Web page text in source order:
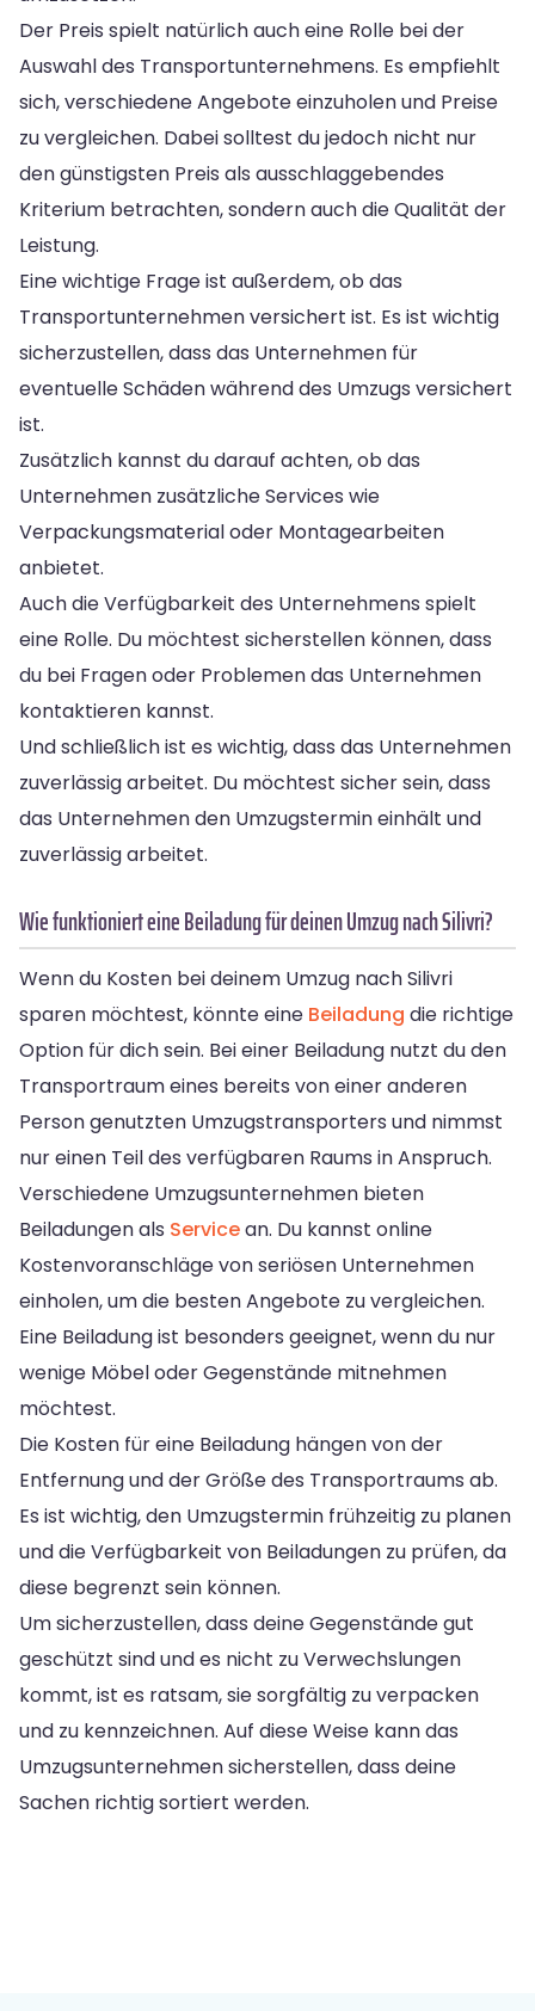
Der Preis spielt natürlich auch eine Rolle bei der
Auswahl des Transportunternehmens. Es empfiehlt
sich, verschiedene Angebote einzuholen und Preise
zu vergleichen. Dabei solltest du jedoch nicht nur
den günstigsten Preis als ausschlaggebendes
Kriterium betrachten, sondern auch die Qualität der
Leistung.
Eine wichtige Frage ist außerdem, ob das
Transportunternehmen versichert ist. Es ist wichtig
sicherzustellen, dass das Unternehmen für
eventuelle Schäden während des Umzugs versichert
ist.
Zusätzlich kannst du darauf achten, ob das
Unternehmen zusätzliche Services wie
Verpackungsmaterial oder Montagearbeiten
anbietet.
Auch die Verfügbarkeit des Unternehmens spielt
eine Rolle. Du möchtest sicherstellen können, dass
du bei Fragen oder Problemen das Unternehmen
kontaktieren kannst.
Und schließlich ist es wichtig, dass das Unternehmen
zuverlässig arbeitet. Du möchtest sicher sein, dass
das Unternehmen den Umzugstermin einhält und
zuverlässig arbeitet.
Wie funktioniert eine Beiladung für deinen Umzug nach Silivri?
Wenn du Kosten bei deinem Umzug nach Silivri
sparen möchtest, könnte eine Beiladung die richtige
Option für dich sein. Bei einer Beiladung nutzt du den
Transportraum eines bereits von einer anderen
Person genutzten Umzugstransporters und nimmst
nur einen Teil des verfügbaren Raums in Anspruch.
Verschiedene Umzugsunternehmen bieten
Beiladungen als Servicean. Du kannst online
Kostenvoranschläge von seriösen Unternehmen
einholen, um die besten Angebote zu vergleichen.
Eine Beiladung ist besonders geeignet, wenn du nur
wenige Möbel oder Gegenstände mitnehmen
möchtest.
Die Kosten für eine Beiladung hängen von der
Entfernung und der Größe des Transportraums ab.
Es ist wichtig, den Umzugstermin frühzeitig zu planen
und die Verfügbarkeit von Beiladungen zu prüfen, da
diese begrenzt sein können.
Um sicherzustellen, dass deine Gegenstände gut
geschützt sind und es nicht zu Verwechslungen
kommt, ist es ratsam, sie sorgfältig zu verpacken
und zu kennzeichnen. Auf diese Weise kann das
Umzugsunternehmen sicherstellen, dass deine
Sachen richtig sortiert werden.